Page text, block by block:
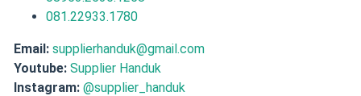
081.22933.1780
Email: supplierhanduk@gmail.com
Youtube: Supplier Handuk
Instagram: @supplier_handuk